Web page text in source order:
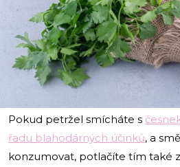
Pokud petržel smícháte s
řadu blahodárných účinků, a
konzumovat, potlačíte tím také